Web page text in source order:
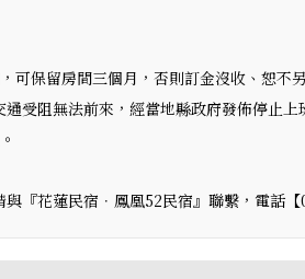
保留房間三個月，否則訂金沒收、恕不
受阻無法前來，經當地縣政府發佈停止上
『花蓮民宿．鳳凰52民宿』聯繫，電話【